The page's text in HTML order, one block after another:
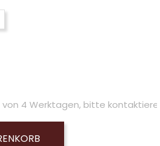
4 Werktagen, bitte